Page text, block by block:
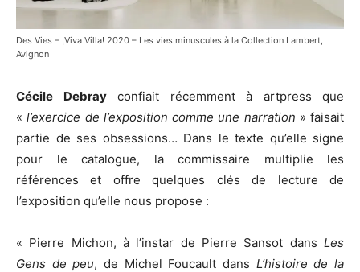
Des Vies – ¡Viva Villa! 2020 – Les vies minuscules à la Collection Lambert,
Avignon
Cécile Debrayconfiait récemment à artpress que
« l’exercice de l’exposition comme une narration » faisait
partie de ses obsessions… Dans le texte qu’elle signe
pour le catalogue, la commissaire multiplie les
références et offre quelques clés de lecture de
l’exposition qu’elle nous propose :
« Pierre Michon, à l’instar de Pierre Sansot dans Les
Gens de peu, de Michel Foucault dans L’histoire de la